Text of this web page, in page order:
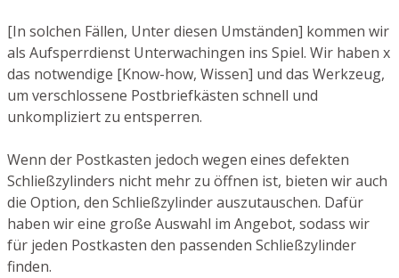
[In solchen Fällen, Unter diesen Umständen] kommen wir
als Aufsperrdienst Unterwachingen ins Spiel. Wir haben x
das notwendige [Know-how, Wissen] und das Werkzeug,
um verschlossene Postbriefkästen schnell und
unkompliziert zu entsperren.
Wenn der Postkasten jedoch wegen eines defekten
Schließzylinders nicht mehr zu öffnen ist, bieten wir auch
die Option, den Schließzylinder auszutauschen. Dafür
haben wir eine große Auswahl im Angebot, sodass wir
für jeden Postkasten den passenden Schließzylinder
finden.